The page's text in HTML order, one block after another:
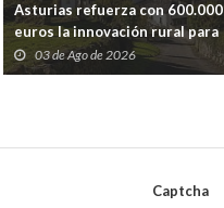
Asturias refuerza con 600.000
euros la innovación rural para
frenar la pérdida de población
03 de Ago de 2026
Captcha